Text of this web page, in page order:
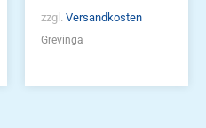
zzgl. Versandkosten
Grevinga